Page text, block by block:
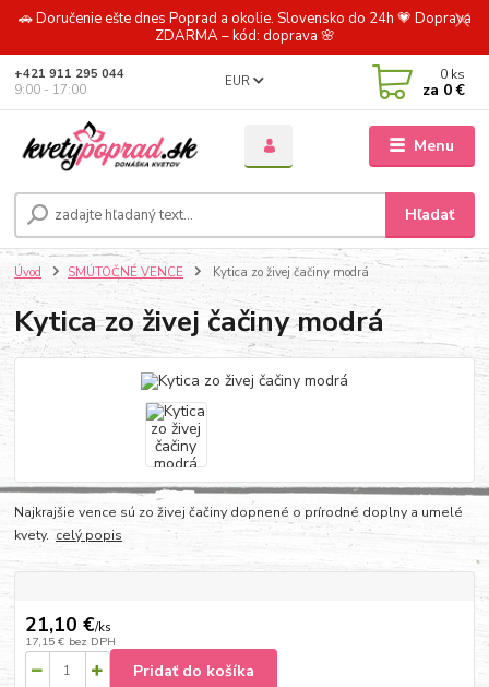
🚗 Doručenie ešte dnes Poprad a okolie. Slovensko do 24h 💗 Doprava
ZDARMA – kód: doprava 🌸
Menu
EUR
Hľadať
+421 911 295 044
9:00 - 17:00
0 ks
za 0 €
Úvod SMÚTOČNÉ VENCE Kytica zo živej čačiny modrá
Kytica zo živej čačiny modrá
Najkrajšie vence sú zo živej čačiny dopnené o prírodné doplny a umelé
kvety.celý popis
21,10 €/ks
17,15 € bez DPH
Pridať do košíka